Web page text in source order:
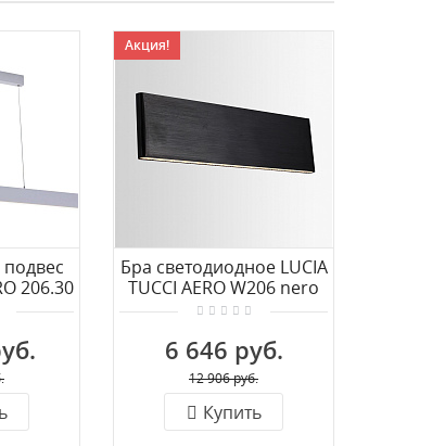
206.30
Акция!
Бра светодиодное LUCIA
TUCCI AERO W206 nero
LED
6 646 руб.
12 906 руб.
Купить